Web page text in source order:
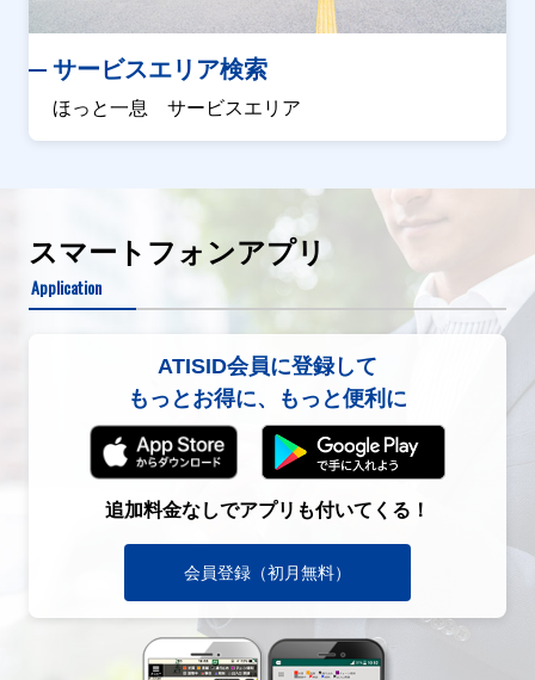
サービスエリア検索
ほっと一息 サービスエリア
スマートフォンアプリ
Application
ATISID会員に登録して
もっとお得に、もっと便利に
追加料金なしでアプリも付いてくる！
会員登録（初月無料）